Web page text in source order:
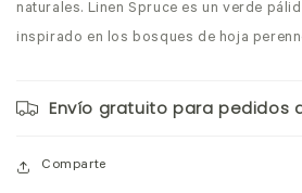
naturales. Linen Spruce es un verde
inspirado en los bosques de hoja
Envío gratuito para pedidos
Comparte